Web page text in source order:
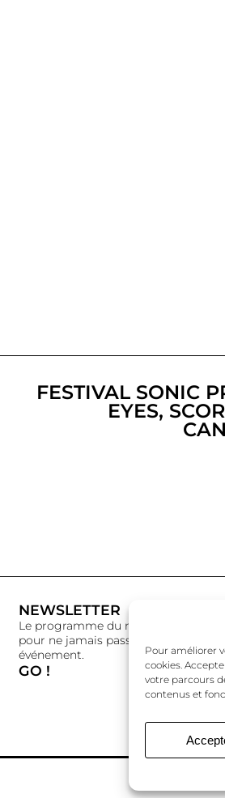
Pour améliorer
cookies.
votre parcours
contenus et
FESTIVAL SONIC
EYES,
NEWSLETTER
Le programme du mois,
pour ne jamais passer à côté d’un
événement.
GO !